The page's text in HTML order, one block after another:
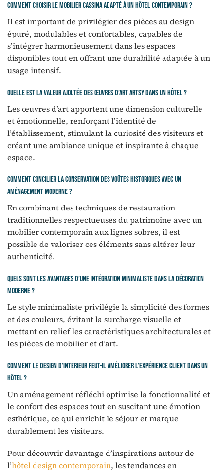
Comment choisir le mobilier Cassina adapté à un hôtel contemporain ?
Il est important de privilégier des pièces au design
épuré, modulables et confortables, capables de
s’intégrer harmonieusement dans les espaces
disponibles tout en offrant une durabilité adaptée à un
usage intensif.
Quelle est la valeur ajoutée des œuvres d’art Artsy dans un hôtel ?
Les œuvres d’art apportent une dimension culturelle
et émotionnelle, renforçant l’identité de
l’établissement, stimulant la curiosité des visiteurs et
créant une ambiance unique et inspirante à chaque
espace.
Comment concilier la conservation des voûtes historiques avec un
aménagement moderne ?
En combinant des techniques de restauration
traditionnelles respectueuses du patrimoine avec un
mobilier contemporain aux lignes sobres, il est
possible de valoriser ces éléments sans altérer leur
authenticité.
Quels sont les avantages d’une intégration minimaliste dans la décoration
moderne ?
Le style minimaliste privilégie la simplicité des formes
et des couleurs, évitant la surcharge visuelle et
mettant en relief les caractéristiques architecturales et
les pièces de mobilier et d’art.
Comment le design d’intérieur peut-il améliorer l’expérience client dans un
hôtel ?
Un aménagement réfléchi optimise la fonctionnalité et
le confort des espaces tout en suscitant une émotion
esthétique, ce qui enrichit le séjour et marque
durablement les visiteurs.
Pour découvrir davantage d’inspirations autour de
l’hôtel design contemporain, les tendances en